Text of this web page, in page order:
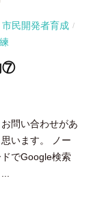
市民開発者育成 /
⑦
問い合わせがあ
います。 ノー
でGoogle検索